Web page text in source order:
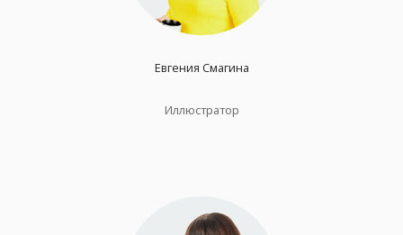
Евгения Смагина
Иллюстратор